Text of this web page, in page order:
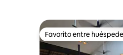
Favorito entre
Favorito entre